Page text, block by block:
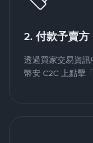
2. 付款予賣方
透過買家交易資
幣安 C2C 上點擊